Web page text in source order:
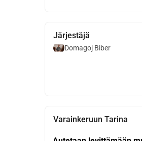
Järjestäjä
Domagoj Biber
Varainkeruun Tarina